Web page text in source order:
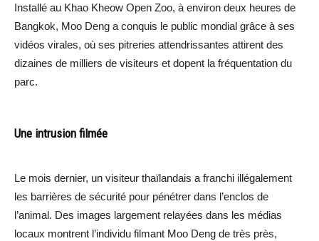
Installé au Khao Kheow Open Zoo, à environ deux heures de
Bangkok, Moo Deng a conquis le public mondial grâce à ses
vidéos virales, où ses pitreries attendrissantes attirent des
dizaines de milliers de visiteurs et dopent la fréquentation du
parc.
Une intrusion filmée
Le mois dernier, un visiteur thaïlandais a franchi illégalement
les barrières de sécurité pour pénétrer dans l’enclos de
l’animal. Des images largement relayées dans les médias
locaux montrent l’individu filmant Moo Deng de très près,